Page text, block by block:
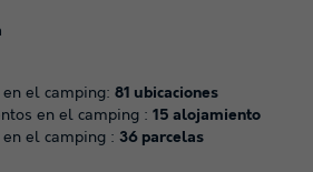
el camping: 81 ubicaciones
en el camping : 15 alojamiento
el camping : 36 parcelas